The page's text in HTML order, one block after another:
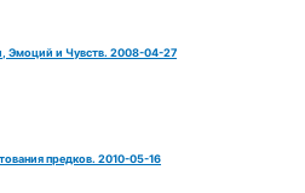
Эмоций и Чувств. 2008-04-27
предков. 2010-05-16